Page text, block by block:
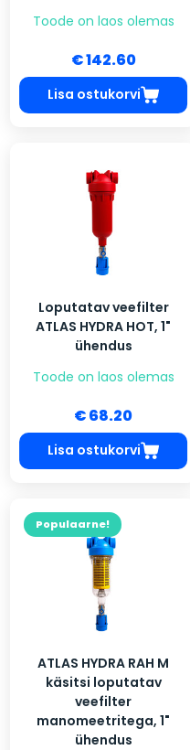
Toode on laos olemas
€ 142.60
Lisa ostukorvi
Loputatav veefilter
ATLAS HYDRA HOT, 1"
ühendus
Toode on laos olemas
€ 68.20
Lisa ostukorvi
Populaarne!
ATLAS HYDRA RAH M
käsitsi loputatav
veefilter
manomeetritega, 1"
ühendus